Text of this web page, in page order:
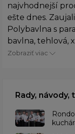
najvhodnejší
ešte dnes.
Polybavlna s
bavlna, tehlová,
Zobraziť viac
Rady,